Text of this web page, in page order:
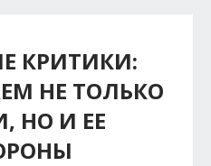
КРИТИКИ:
НЕ ТОЛЬКО
НО И ЕЕ